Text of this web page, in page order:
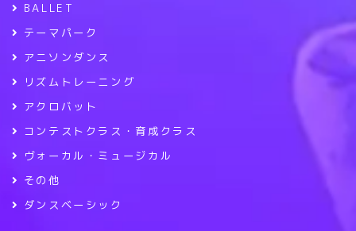
BALLET
テーマパーク
アニソンダンス
リズムトレーニング
アクロバット
コンテストクラス・育成クラス
ヴォーカル・ミュージカル
その他
ダンスベーシック